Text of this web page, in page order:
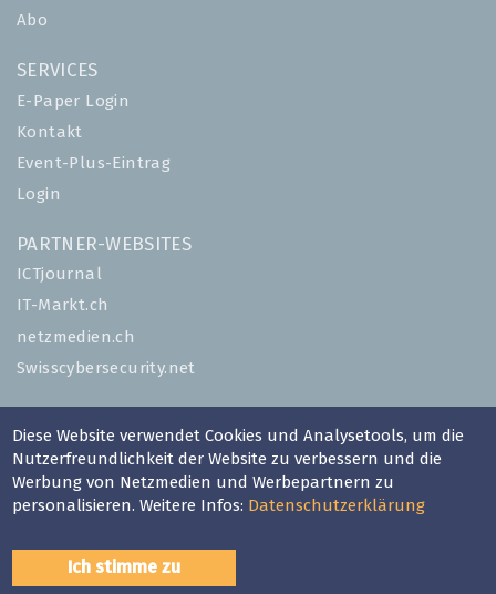
Abo
SERVICES
E-Paper Login
Kontakt
Event-Plus-Eintrag
Login
PARTNER-WEBSITES
ICTjournal
IT-Markt.ch
netzmedien.ch
Swisscybersecurity.net
Impressum
AGB
Nutzungsbestimmungen
Diese Website verwendet Cookies und Analysetools, um die
Nutzerfreundlichkeit der Website zu verbessern und die
Werbung von Netzmedien und Werbepartnern zu
personalisieren. Weitere Infos: Datenschutzerklärung
Ich stimme zu